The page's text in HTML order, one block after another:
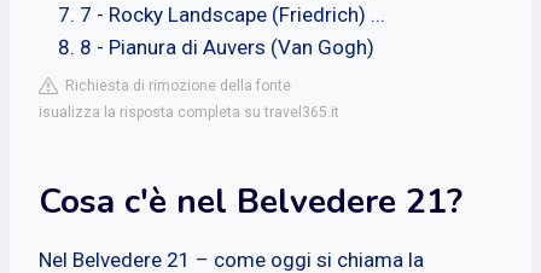
7 - Rocky Landscape (Friedrich) ...
8 - Pianura di Auvers (Van Gogh)
Richiesta di rimozione della fonte
isualizza la risposta completa su travel365.it
Cosa c'è nel Belvedere 21?
Nel Belvedere 21 – come oggi si chiama la